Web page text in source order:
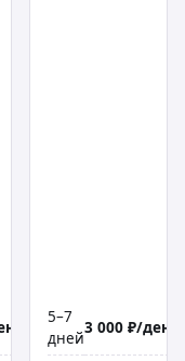
5–7
дней
3 000 ₽/день